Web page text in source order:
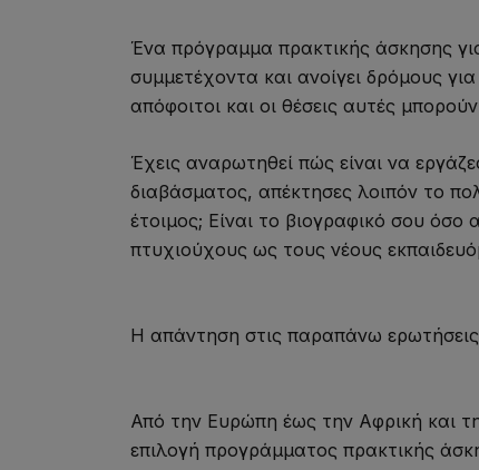
Ένα πρόγραμμα πρακτικής άσκησης
συμμετέχοντα και ανοίγει δρόμους
απόφοιτοι και οι θέσεις αυτές
Έχεις αναρωτηθεί πώς είναι να
διαβάσματος, απέκτησες λοιπόν το
έτοιμος; Είναι το βιογραφικό σου όσο
πτυχιούχους ως τους νέους
Η απάντηση στις παραπάνω ερωτήσεις
Από την Ευρώπη έως την Αφρική και
επιλογή προγράμματος πρακτικής